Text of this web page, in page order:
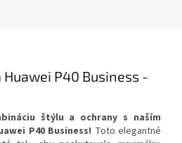
P40 Business -
štýlu a ochrany s naším
P40 Business! Toto elegantné